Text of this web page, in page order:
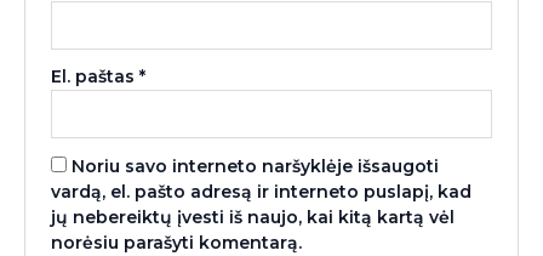
El. paštas*
Noriu savo interneto naršyklėje išsaugoti
vardą, el. pašto adresą ir interneto puslapį, kad
jų nebereiktų įvesti iš naujo, kai kitą kartą vėl
norėsiu parašyti komentarą.